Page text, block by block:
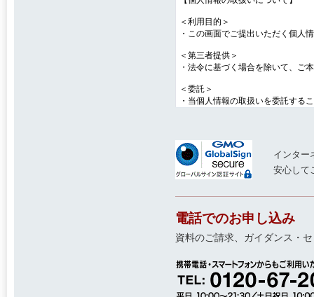
インター
安心して
電話でのお申し込み
資料のご請求、ガイダンス・